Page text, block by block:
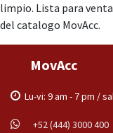
limpio. Lista para
del catalogo MovAcc.
MovAcc
Lu-vi: 9 am - 7 pm /
+52 (444) 3000 400